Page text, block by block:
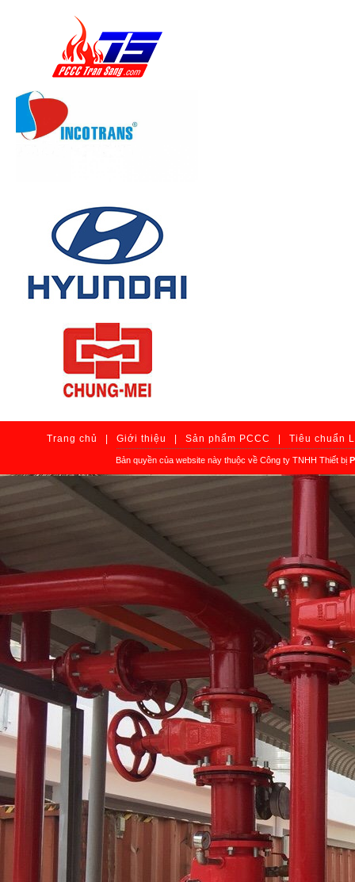
Trang chủ Giới thiệu Sản phẩm PCCC Tiêu chuẩn
Bản quyền của website này thuộc về Công ty TNHH Thiết bị